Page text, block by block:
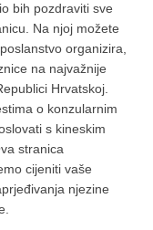
bih pozdraviti sve
Na njoj možete
organizira,
na najvažnije
Hrvatskoj.
o konzularnim
s kineskim
stranica
cijeniti vaše
njezine